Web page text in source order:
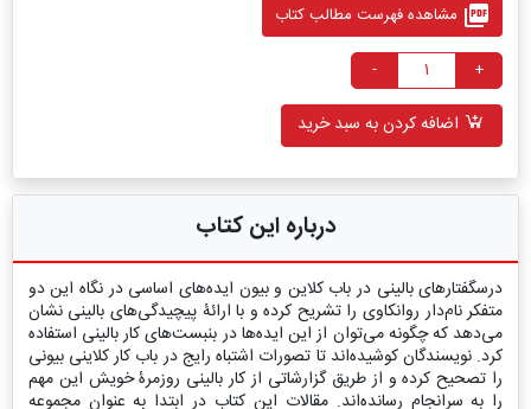
picture_as_pdf مشاهده فهرست مطالب کتاب
+
-
اضافه کردن به سبد خرید
درباره این کتاب
درسگفتارهای بالینی در باب کلاین و بیون ایده‌های اساسی در نگاه این دو
متفکر نام‌دار روانکاوی را تشریح کرده و با ارائۀ پیچیدگی‌های بالینی نشان
می‌دهد که چگونه می‌توان از این ایده‌ها در بنبست‌های کار بالینی استفاده
کرد. نویسندگان کوشیده‌اند تا تصورات اشتباه رایج در باب کار کلاینی بیونی
را تصحیح کرده و از طریق گزارشاتی از کار بالینی روزمرۀ خویش این مهم
را به سرانجام رسانده‌اند. مقالات این کتاب در ابتدا به عنوان مجموعه